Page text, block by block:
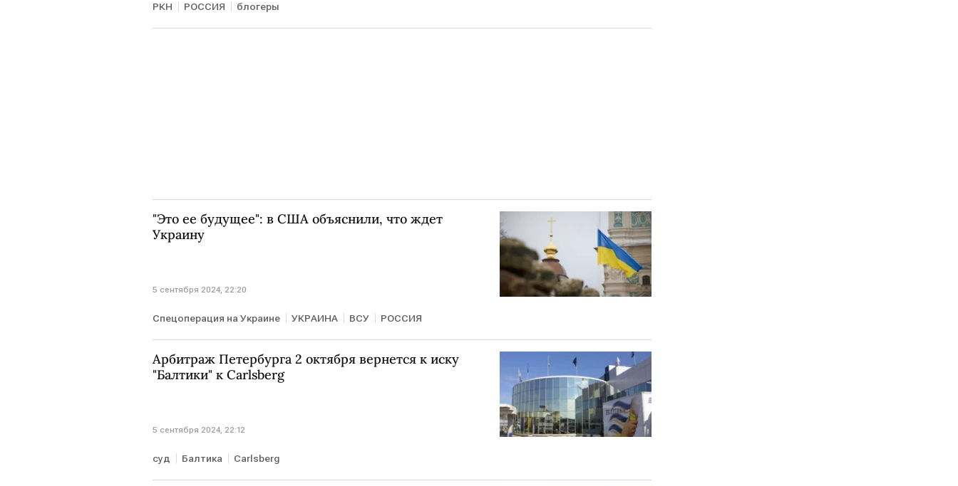
РКН РОССИЯ блогеры
"Это ее будущее": в США объяснили, что ждет
Украину
5 сентября 2024, 22:20
Спецоперация на Украине УКРАИНА ВСУ РОССИЯ
Арбитраж Петербурга 2 октября вернется к иску
"Балтики" к Carlsberg
5 сентября 2024, 22:12
суд Балтика Carlsberg